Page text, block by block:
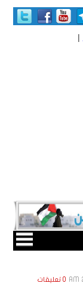
|
0 تعليقات